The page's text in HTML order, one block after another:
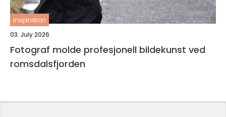
inspiration
03. July 2026
Fotograf molde profesjonell bildekunst ved
romsdalsfjorden